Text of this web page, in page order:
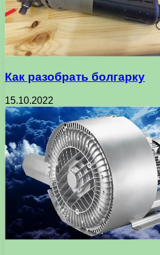
Как разобрать болгарку
15.10.2022